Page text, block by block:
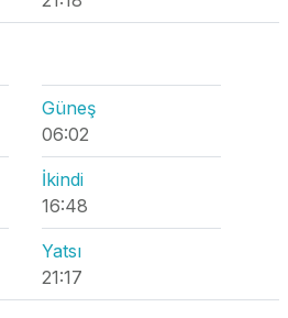
Güneş
06:02
İkindi
16:48
Yatsı
21:17